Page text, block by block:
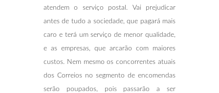
atendem o serviço postal. Vai prejudicar
antes de tudo a sociedade, que pagará mais
caro e terá um serviço de menor qualidade,
e as empresas, que arcarão com maiores
custos. Nem mesmo os concorrentes atuais
dos Correios no segmento de encomendas
serão poupados, pois passarão a ser